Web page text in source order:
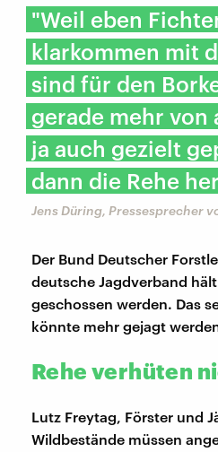
"Weil eben
klarkommen mit
sind für den
gerade mehr von
ja auch gezielt
dann die Rehe
Jens Düring, Pressesprecher
Der Bund Deutscher
deutsche Jagdverband
geschossen werden. Das
könnte mehr gejagt
Rehe verhüten
Lutz Freytag, Förster und
Wildbestände müssen